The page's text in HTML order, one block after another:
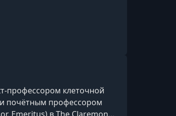
профессором клеточной
почётным профессором